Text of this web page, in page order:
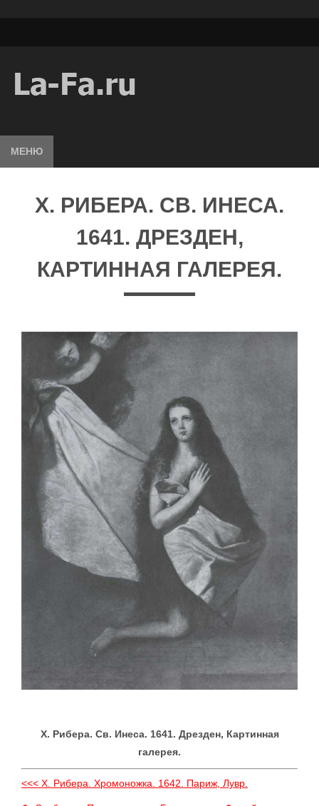
МЕНЮ
X. РИБЕРА. СВ. ИНЕСА.
1641. ДРЕЗДЕН,
КАРТИННАЯ ГАЛЕРЕЯ.
X. Рибера. Св. Инеса. 1641. Дрезден, Картинная
галерея.
<<< X. Рибера. Хромоножка. 1642. Париж, Лувр.